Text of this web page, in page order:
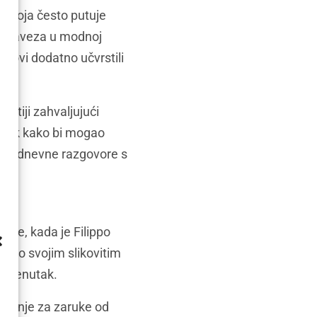
koja često putuje
u modnoj
dodatno učvrstili
zahvaljujući
kako bi mogao
razgovore s
kada je Filippo
po svojim slikovitim
trenutak.
za zaruke od